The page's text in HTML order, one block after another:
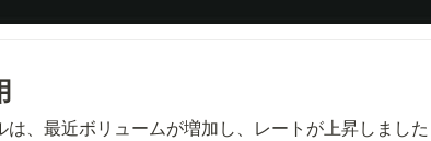
は、最近ボリュームが増加し、レートが上昇しました